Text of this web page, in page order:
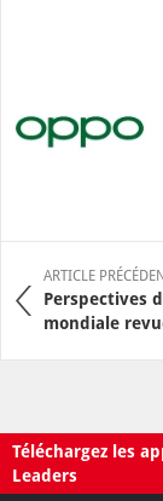
ARTICLE
Perspectives
mondiale
Téléchargez les
Leaders